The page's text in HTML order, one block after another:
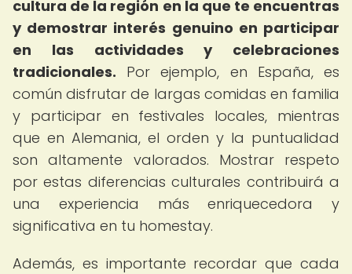
cultura de la región en la que te encuentras
y demostrar interés genuino en participar
en las actividades y celebraciones
tradicionales. Por ejemplo, en España, es
común disfrutar de largas comidas en familia
y participar en festivales locales, mientras
que en Alemania, el orden y la puntualidad
son altamente valorados. Mostrar respeto
por estas diferencias culturales contribuirá a
una experiencia más enriquecedora y
significativa en tu homestay.
Además, es importante recordar que cada